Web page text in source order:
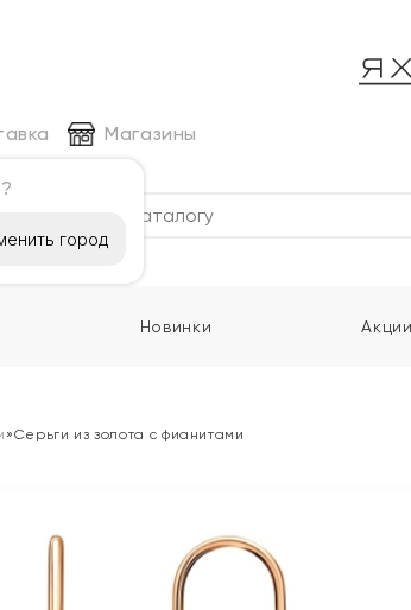
город
Магазины
Новинки Акции
»Серьги из золота с фианитами